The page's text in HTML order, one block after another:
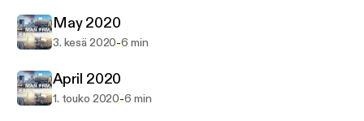
May 2020
3. kesä 2020-6 min
April 2020
1. touko 2020-6 min